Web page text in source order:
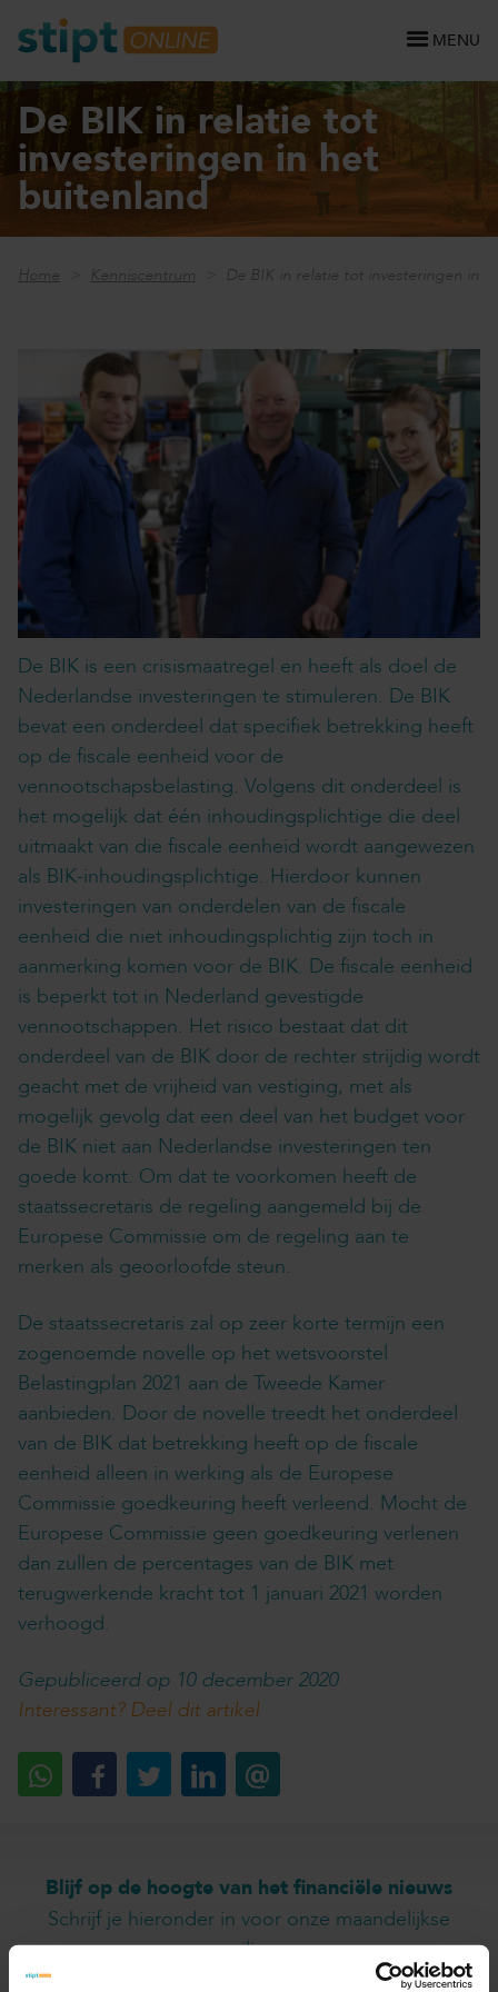
MENU
De BIK in relatie tot
investeringen in het
buitenland
Home Kenniscentrum De BIK in relatie tot investeringen in
De BIK is een crisismaatregel en heeft als doel de
Nederlandse investeringen te stimuleren. De BIK
bevat een onderdeel dat specifiek betrekking heeft
op de fiscale eenheid voor de
vennootschapsbelasting. Volgens dit onderdeel is
het mogelijk dat één inhoudingsplichtige die deel
uitmaakt van die fiscale eenheid wordt aangewezen
als BIK-inhoudingsplichtige. Hierdoor kunnen
investeringen van onderdelen van de fiscale
eenheid die niet inhoudingsplichtig zijn toch in
aanmerking komen voor de BIK. De fiscale eenheid
is beperkt tot in Nederland gevestigde
vennootschappen. Het risico bestaat dat dit
onderdeel van de BIK door de rechter strijdig wordt
geacht met de vrijheid van vestiging, met als
mogelijk gevolg dat een deel van het budget voor
de BIK niet aan Nederlandse investeringen ten
goede komt. Om dat te voorkomen heeft de
staatssecretaris de regeling aangemeld bij de
Europese Commissie om de regeling aan te
merken als geoorloofde steun.
De staatssecretaris zal op zeer korte termijn een
zogenoemde novelle op het wetsvoorstel
Belastingplan 2021 aan de Tweede Kamer
aanbieden. Door de novelle treedt het onderdeel
van de BIK dat betrekking heeft op de fiscale
eenheid alleen in werking als de Europese
Commissie goedkeuring heeft verleend. Mocht de
Europese Commissie geen goedkeuring verlenen
dan zullen de percentages van de BIK met
terugwerkende kracht tot 1 januari 2021 worden
verhoogd.
Gepubliceerd op 10 december 2020
Interessant? Deel dit artikel
Blijf op de hoogte van het financiële nieuws
Schrijf je hieronder in voor onze maandelijkse
mailing.